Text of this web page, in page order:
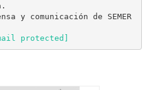
y comunicación de SEMER
protected]